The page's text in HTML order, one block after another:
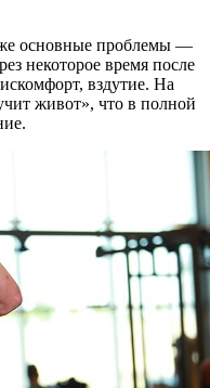
основные проблемы —
некоторое время после
вздутие. На
живот», что в полной